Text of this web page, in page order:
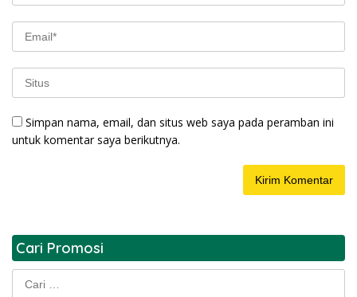
Simpan nama, email, dan situs web saya pada peramban ini
untuk komentar saya berikutnya.
Cari Promosi
Cari